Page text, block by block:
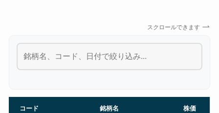
スクロールできます
コード 銘柄名 株価